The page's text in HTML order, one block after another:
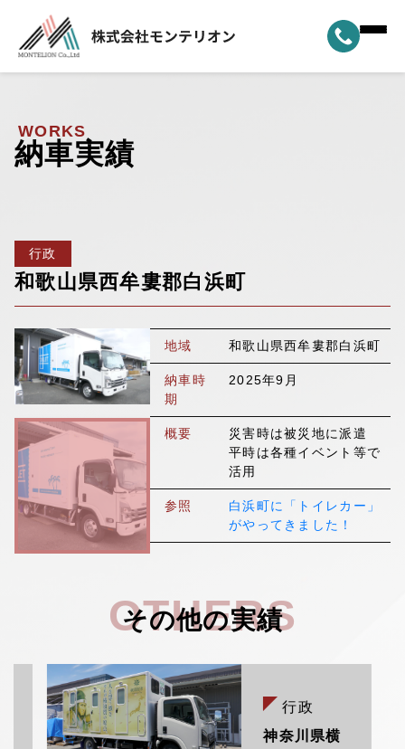
ホーム
選ばれる理由
納車実績
▼
新着情報
採用情報
WORKS
納車実績
行政
和歌山県西牟婁郡白浜町
地域 和歌山県西牟婁郡白浜町
納車時
期
2025年9月
概要
災害時は被災地に派遣
平時は各種イベント等で
活用
参照
白浜町に「トイレカー」
がやってきました！
OTHERS
その他の実績
行政
神奈川県横